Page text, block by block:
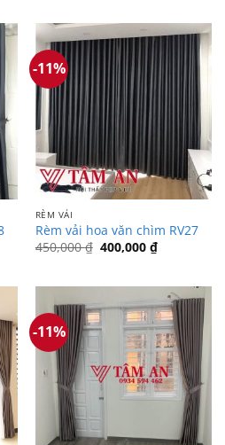
680,000 ₫.
₫.
-11%
RÈM VẢI
Rèm vải hoa văn chìm RV27
450,000₫ Giá
gốc
400,000 ₫Giá
hiện
400,000 ₫.
-11%